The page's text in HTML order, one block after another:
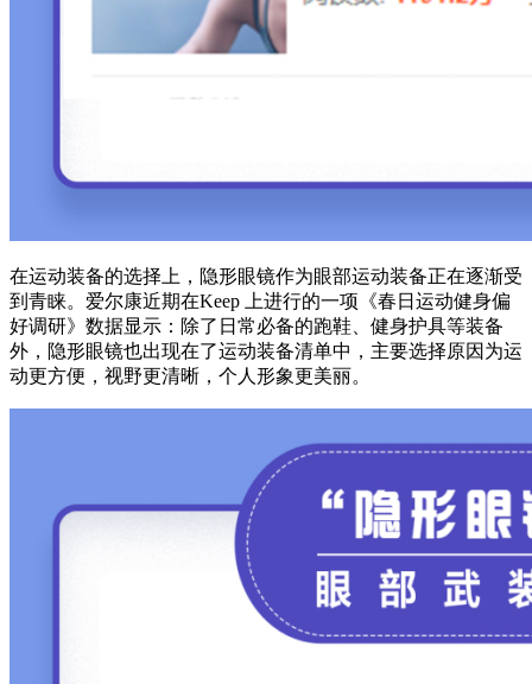
在运动装备的选择上，隐形眼镜作为眼部运动装备正在逐渐受
到青睐。爱尔康近期在Keep 上进行的一项《春日运动健身偏
好调研》数据显示：除了日常必备的跑鞋、健身护具等装备
外，隐形眼镜也出现在了运动装备清单中，主要选择原因为运
动更方便，视野更清晰，个人形象更美丽。